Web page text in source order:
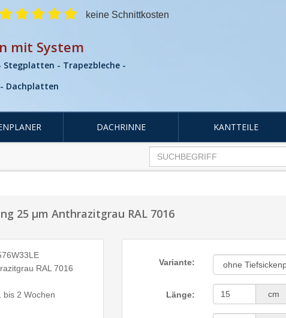
keine Schnittkosten
mit System
- Trapezbleche -
Dachplatten
DACHRINNE KANTTEILE
25 µm Anthrazitgrau RAL 7016
RAL 7016
bis 2 Wochen
Variante:
Länge: cm